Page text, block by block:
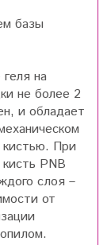
базы
на
не более 2
и обладает
кистью. При
PNB
слоя –
от